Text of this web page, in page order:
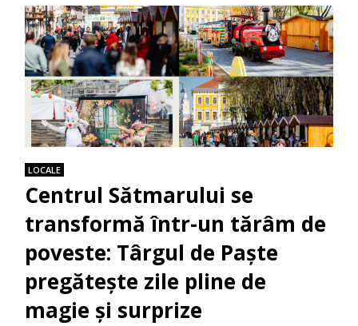
LOCALE
Centrul Sătmarului se
transformă într-un tărâm de
poveste: Târgul de Paște
pregătește zile pline de
magie și surprize